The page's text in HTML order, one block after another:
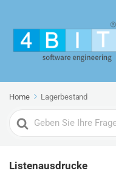
Home Lagerbestand
Search
For
Listenausdrucke